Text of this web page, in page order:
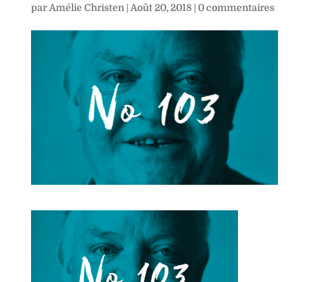
parAmélie Christen | Août 20, 2018| 0 commentaires